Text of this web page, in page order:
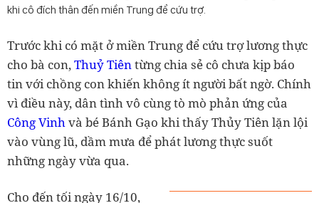
khi cô đích thân đến miền Trung để cứu trợ.
Trước khi có mặt ở miền Trung để cứu trợ lương thực
cho bà con,Thuỷ Tiêntừng chia sẻ cô chưa kịp báo
tin với chồng con khiến không ít người bất ngờ. Chính
vì điều này, dân tình vô cùng tò mò phản ứng của
Công Vinhvà bé Bánh Gạo khi thấy Thủy Tiên lặn lội
vào vùng lũ, dầm mưa để phát lương thực suốt
những ngày vừa qua.
Cho đến tối ngày 16/10,